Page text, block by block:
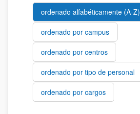
ordenado alfabéticamente (A-Z)
ordenado por campus
ordenado por centros
ordenado por tipo de personal
ordenado por cargos